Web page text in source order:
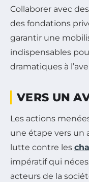
Collaborer avec
des fondations
garantir une
indispensables
dramatiques à
VERS UN
Les actions
une étape vers un
lutte contre les
impératif qui
acteurs de la